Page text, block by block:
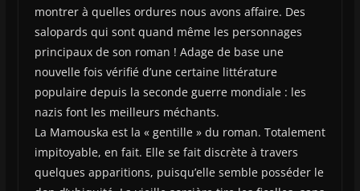
montrer à quelles ordures nous avons affaire. Des
salopards qui sont quand même les personnages
principaux de son roman ! Adage de base une
nouvelle fois vérifié d’une certaine littérature
populaire depuis la seconde guerre mondiale : les
nazis font les meilleurs méchants.
La Mamouska est la « gentille » du roman. Totalement
impitoyable, en fait. Elle se fait discrète à travers
quelques apparitions, puisqu’elle semble posséder le